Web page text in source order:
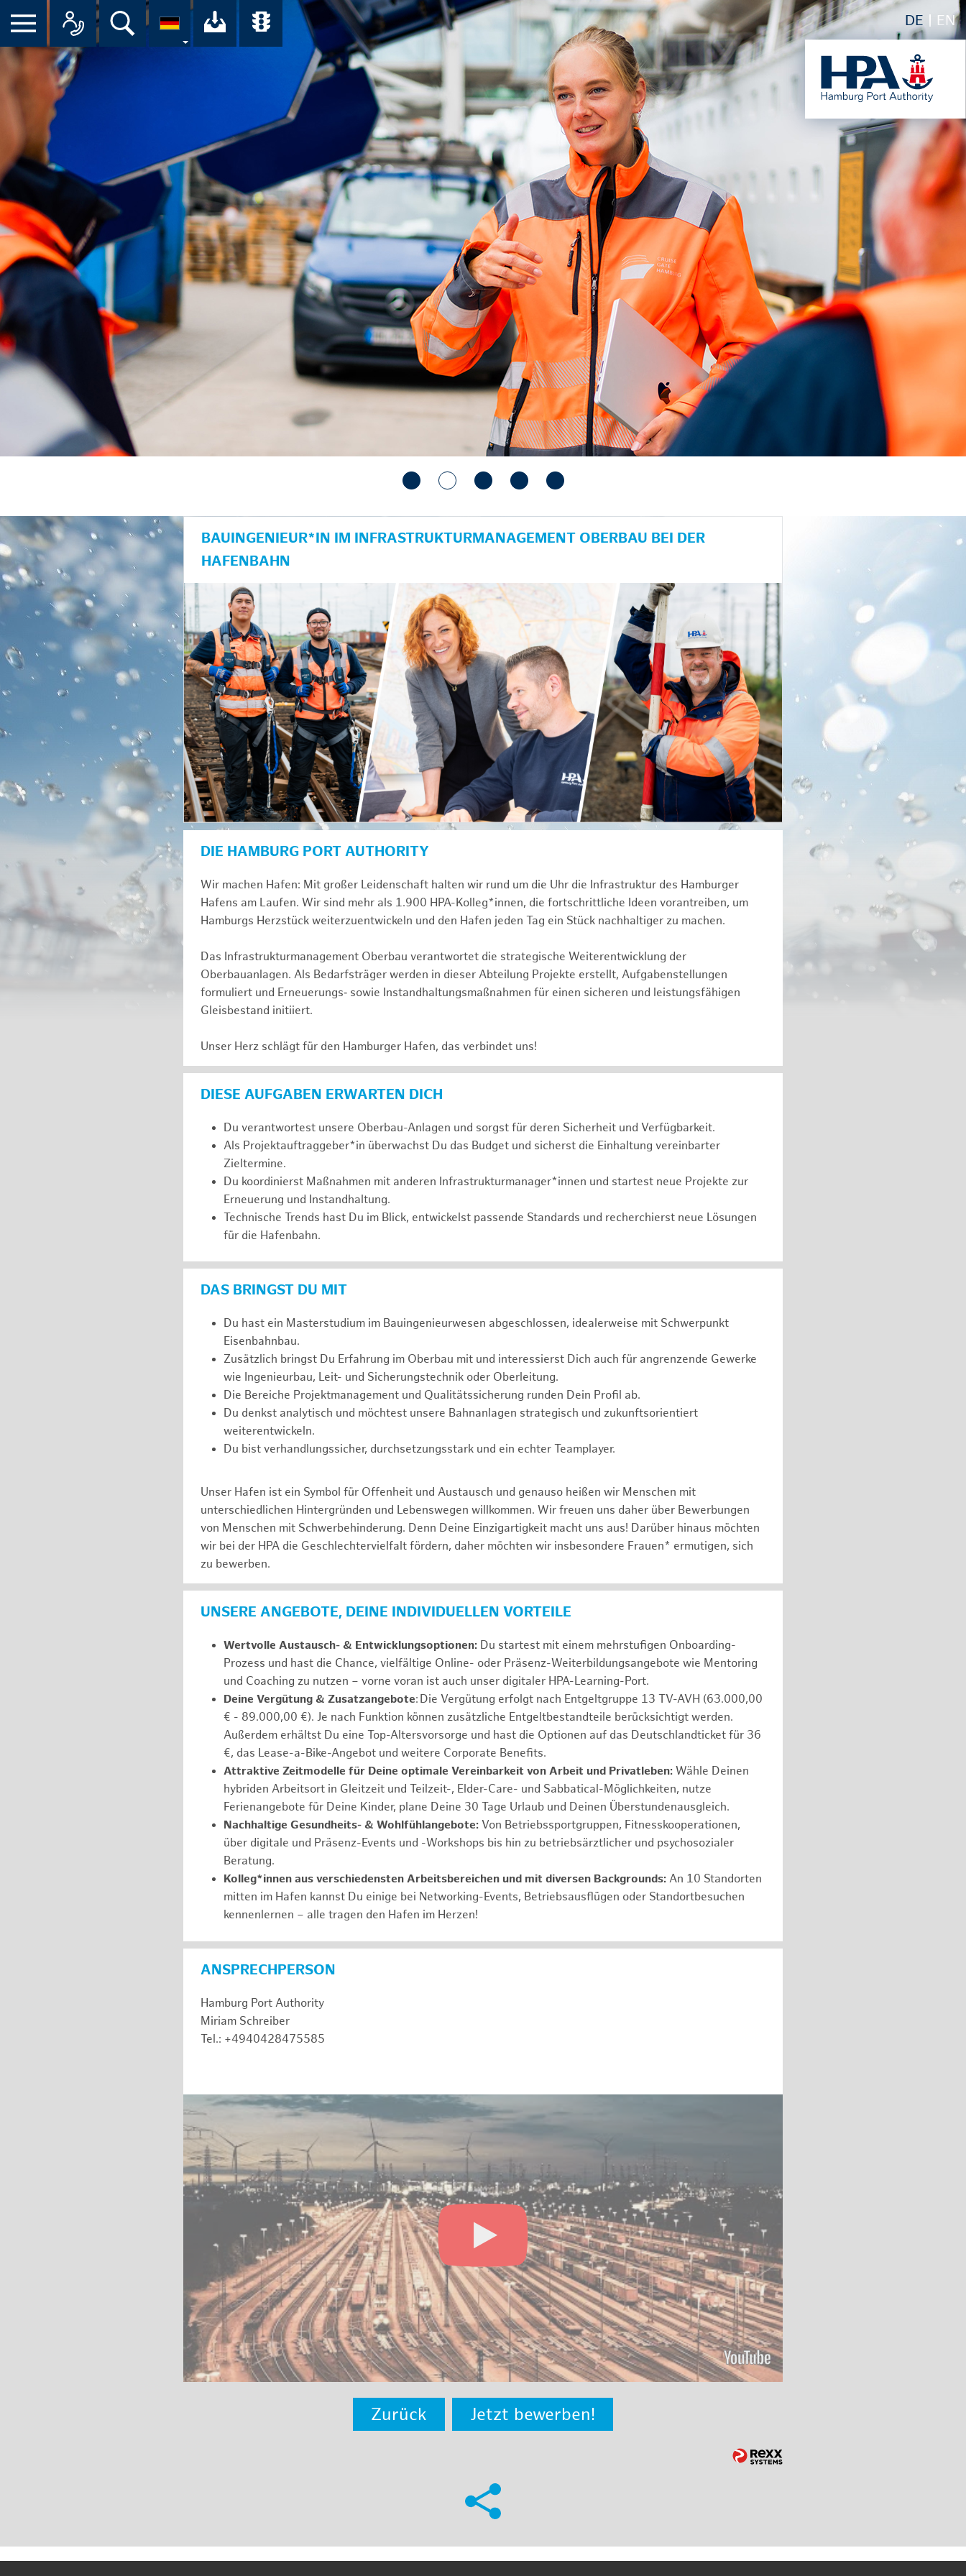
DE EN
Suche Ihr Download-Center der HPA
Übersicht aller Verkehrsmeldungen im Hafen am
BAUINGENIEUR*IN IM INFRASTRUKTURMANAGEMENT OBERBAU BEI DER
HAFENBAHN
DIE HAMBURG PORT AUTHORITY
Wir machen Hafen: Mit großer Leidenschaft halten wir rund um die Uhr die Infrastruktur des Hamburger
Hafens am Laufen. Wir sind mehr als 1.900 HPA-Kolleg*innen, die fortschrittliche Ideen vorantreiben, um
Hamburgs Herzstück weiterzuentwickeln und den Hafen jeden Tag ein Stück nachhaltiger zu machen.
Das Infrastrukturmanagement Oberbau verantwortet die strategische Weiterentwicklung der
Oberbauanlagen. Als Bedarfsträger werden in dieser Abteilung Projekte erstellt, Aufgabenstellungen
formuliert und Erneuerungs‑ sowie Instandhaltungsmaßnahmen für einen sicheren und leistungsfähigen
Gleisbestand initiiert.
Unser Herz schlägt für den Hamburger Hafen, das verbindet uns!
DIESE AUFGABEN ERWARTEN DICH
Du verantwortest unsere Oberbau-Anlagen und sorgst für deren Sicherheit und Verfügbarkeit.
Als Projektauftraggeber*in überwachst Du das Budget und sicherst die Einhaltung vereinbarter
Zieltermine.
Du koordinierst Maßnahmen mit anderen Infrastrukturmanager*innen und startest neue Projekte zur
Erneuerung und Instandhaltung.
Technische Trends hast Du im Blick, entwickelst passende Standards und recherchierst neue Lösungen
für die Hafenbahn.
DAS BRINGST DU MIT
Du hast ein Masterstudium im Bauingenieurwesen abgeschlossen, idealerweise mit Schwerpunkt
Eisenbahnbau.
Zusätzlich bringst Du Erfahrung im Oberbau mit und interessierst Dich auch für angrenzende Gewerke
wie Ingenieurbau, Leit- und Sicherungstechnik oder Oberleitung.
Die Bereiche Projektmanagement und Qualitätssicherung runden Dein Profil ab.
Du denkst analytisch und möchtest unsere Bahnanlagen strategisch und zukunftsorientiert
weiterentwickeln.
Du bist verhandlungssicher, durchsetzungsstark und ein echter Teamplayer.
Unser Hafen ist ein Symbol für Offenheit und Austausch und genauso heißen wir Menschen mit
unterschiedlichen Hintergründen und Lebenswegen willkommen. Wir freuen uns daher über Bewerbungen
von Menschen mit Schwerbehinderung. Denn Deine Einzigartigkeit macht uns aus! Darüber hinaus möchten
wir bei der HPA die Geschlechtervielfalt fördern, daher möchten wir insbesondere Frauen* ermutigen, sich
zu bewerben.
UNSERE ANGEBOTE, DEINE INDIVIDUELLEN VORTEILE
Wertvolle Austausch- & Entwicklungsoptionen: Du startest mit einem mehrstufigen Onboarding-
Prozess und hast die Chance, vielfältige Online- oder Präsenz-Weiterbildungsangebote wie Mentoring
und Coaching zu nutzen – vorne voran ist auch unser digitaler HPA-Learning-Port.
Deine Vergütung & Zusatzangebote: Die Vergütung erfolgt nach Entgeltgruppe 13 TV-AVH (63.000,00
€ - 89.000,00 €). Je nach Funktion können zusätzliche Entgeltbestandteile berücksichtigt werden.
Außerdem erhältst Du eine Top-Altersvorsorge und hast die Optionen auf das Deutschlandticket für 36
€, das Lease-a-Bike-Angebot und weitere Corporate Benefits.
Attraktive Zeitmodelle für Deine optimale Vereinbarkeit von Arbeit und Privatleben: Wähle Deinen
hybriden Arbeitsort in Gleitzeit und Teilzeit-, Elder-Care- und Sabbatical-Möglichkeiten, nutze
Ferienangebote für Deine Kinder, plane Deine 30 Tage Urlaub und Deinen Überstundenausgleich.
Nachhaltige Gesundheits- & Wohlfühlangebote: Von Betriebssportgruppen, Fitnesskooperationen,
über digitale und Präsenz-Events und -Workshops bis hin zu betriebsärztlicher und psychosozialer
Beratung.
Kolleg*innen aus verschiedensten Arbeitsbereichen und mit diversen Backgrounds: An 10 Standorten
mitten im Hafen kannst Du einige bei Networking-Events, Betriebsausflügen oder Standortbesuchen
kennenlernen – alle tragen den Hafen im Herzen!
ANSPRECHPERSON
Hamburg Port Authority
Miriam Schreiber
Tel.: +4940428475585
Zurück Jetzt bewerben!